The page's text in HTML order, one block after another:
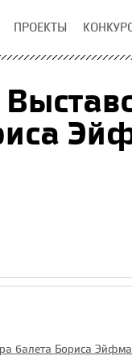
ПРОЕКТЫ
балета Бориса